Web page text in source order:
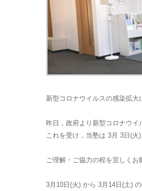
新型コロナウイルスの感染拡大
昨日，政府より新型コロナウ
これを受け，当塾は 3月 3日(
ご理解・ご協力の程を宜しくお
3月10日(火) から 3月14日(土)